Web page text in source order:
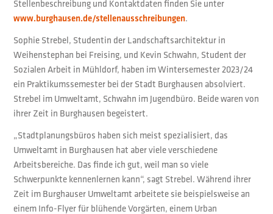
Stellenbeschreibung und Kontaktdaten finden Sie unter
www.burghausen.de/stellenausschreibungen.
Sophie Strebel, Studentin der Landschaftsarchitektur in
Weihenstephan bei Freising, und Kevin Schwahn, Student der
Sozialen Arbeit in Mühldorf, haben im Wintersemester 2023/24
ein Praktikumssemester bei der Stadt Burghausen absolviert.
Strebel im Umweltamt, Schwahn im Jugendbüro. Beide waren von
ihrer Zeit in Burghausen begeistert.
„Stadtplanungsbüros haben sich meist spezialisiert, das
Umweltamt in Burghausen hat aber viele verschiedene
Arbeitsbereiche. Das finde ich gut, weil man so viele
Schwerpunkte kennenlernen kann“, sagt Strebel. Während ihrer
Zeit im Burghauser Umweltamt arbeitete sie beispielsweise an
einem Info-Flyer für blühende Vorgärten, einem Urban